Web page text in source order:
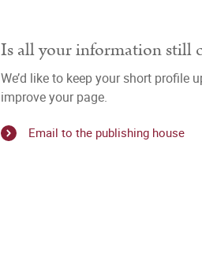
Is all your information still
We’d like to keep your short profile
improve your page.
Email to the publishing house